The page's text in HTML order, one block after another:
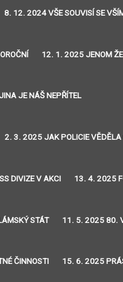
8. 12. 2024 VŠE SOUVISÍ SE
12. 1. 2025 JENOM
JE NÁŠ NEPŘÍTEL
2. 3. 2025 JAK POLICIE VĚDĚLA
DIVIZE V AKCI 13. 4. 2025
STÁT 11. 5. 2025 80.
ČINNOSTI 15. 6. 2025